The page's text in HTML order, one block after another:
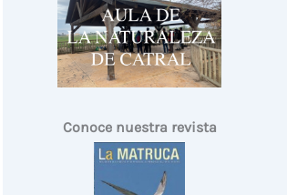
Conoce nuestra revista